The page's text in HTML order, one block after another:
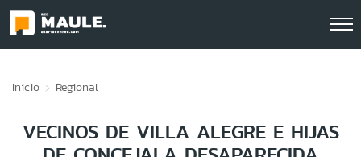
Inicio Regional
VECINOS DE VILLA ALEGRE E HIJAS